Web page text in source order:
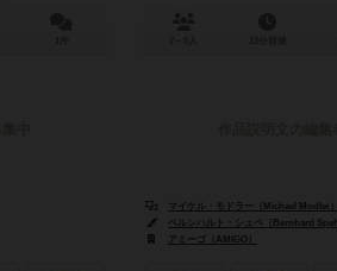
マイケル・モドラー（Michael Modler）
ベルンハルト・シュペ（Bernhard Speh
アミーゴ（AMIGO）